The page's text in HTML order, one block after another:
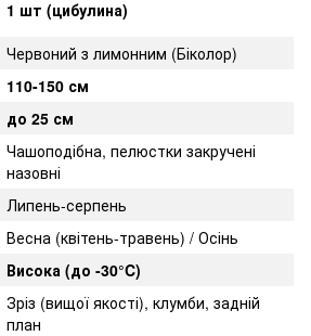
1 шт (цибулина)
Червоний з лимонним (Біколор)
110-150 см
до 25 см
Чашоподібна, пелюстки закручені
назовні
Липень-серпень
Весна (квітень-травень) / Осінь
Висока (до -30°C)
Зріз (вищої якості), клумби, задній
план